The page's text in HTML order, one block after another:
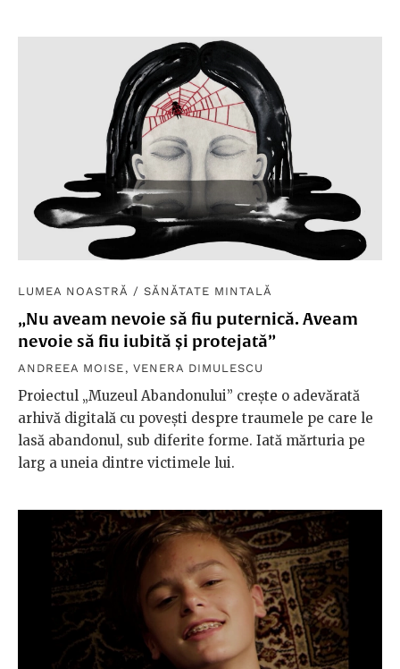
LUMEA NOASTRĂ / SĂNĂTATE MINTALĂ
„Nu aveam nevoie să fiu puternică. Aveam
nevoie să fiu iubită și protejată”
ANDREEA MOISE , VENERA DIMULESCU
Proiectul „Muzeul Abandonului” crește o adevărată
arhivă digitală cu povești despre traumele pe care le
lasă abandonul, sub diferite forme. Iată mărturia pe
larg a uneia dintre victimele lui.